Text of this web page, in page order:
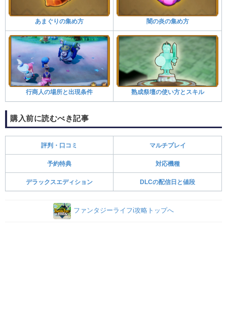
あまぐりの集め方 闇の炎の集め方
行商人の場所と出現条件 熟成祭壇の使い方とスキル
購入前に読むべき記事
評判・口コミ マルチプレイ
予約特典 対応機種
デラックスエディション DLCの配信日と値段
ファンタジーライフi攻略トップへ